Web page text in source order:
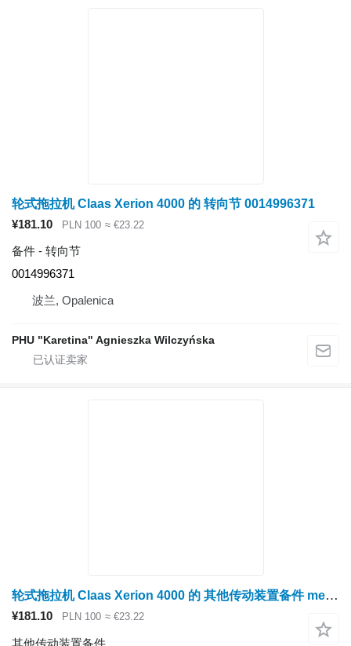
轮式拖拉机 Claas Xerion 4000 的 转向节 0014996371
¥181.10
PLN 100 ≈ €23.22
备件 - 转向节
0014996371
波兰, Opalenica
PHU "Karetina" Agnieszka Wilczyńska
轮式拖拉机 Claas Xerion 4000 的 其他传动装置备件 mechanizm róźnicowy dyferencjał – koło zębate 0014994040
¥181.10 PLN 100 ≈ €23.22
其他传动装置备件